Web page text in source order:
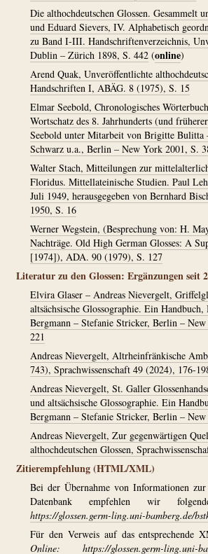
Die althochdeutschen Glossen. Gesammelt
und Eduard Sievers, IV. Alphabetisch
zu Band I-III. Handschriftenverzeichnis,
Dublin – Zürich 1898, S. 442 (online)
Arend Quak, Unveröffentlichte
Handschriften I, ABÄG. 8 (1975), S. 15
Elmar Seebold, Chronologisches
Wortschatz des 8. Jahrhunderts (und
Seebold unter Mitarbeit von Brigitte Bulitta
Schwarz u.a., Berlin – New York 2001, S.
Walter Stach, Mitteilungen zur
Floridus. Mittellateinische Studien. Paul
Juli 1949, herausgegeben von Bernhard
1950, S. 16
Werner Wegstein, (Besprechung von: H.
Nachträge. Old High German Glosses: A
[1974]), ADA. 90 (1979), S. 127
Literatur zu den Glossen: Ergänzungen seit
Elvira Glaser – Andreas Nievergelt,
altsächsische Glossographie. Ein
Bergmann – Stefanie Stricker, Berlin –
221
Andreas Nievergelt, Altrheinfränkische
743), Sprachwissenschaft 49 (2024), 176-
Andreas Nievergelt, St. Galler
und altsächsische Glossographie. Ein
Bergmann – Stefanie Stricker, Berlin –
Andreas Nievergelt, Zur gegenwärtigen
althochdeutschen Glossen,
Zitierempfehlung (HTML/XML)
Bei der Übernahme von Informationen
Datenbank empfehlen wir
https://glossen.germ-ling.uni-bamberg.de/
Für den Verweis auf das entsprechende
Online: https://glossen.germ-ling.uni-